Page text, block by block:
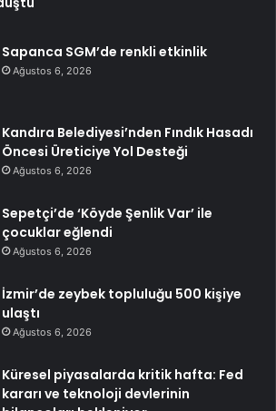
Sapanca SGM’de renkli etkinlik
Ağustos 6, 2026
Kandıra Belediyesi’nden Fındık Hasadı
Öncesi Üreticiye Yol Desteği
Ağustos 6, 2026
Sepetçi’de ‘Köyde Şenlik Var’ ile
çocuklar eğlendi
Ağustos 6, 2026
İzmir’de zeybek topluluğu 500 kişiye
ulaştı
Ağustos 6, 2026
Küresel piyasalarda kritik hafta: Fed
kararı ve teknoloji devlerinin